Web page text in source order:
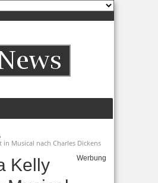
in Musical nach Charles Dickens
Kelly
Werbung